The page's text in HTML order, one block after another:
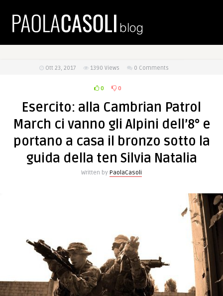
Ott 23, 2017 1390 Views 0 Comments
0 0
Esercito: alla Cambrian Patrol
March ci vanno gli Alpini dell’8° e
portano a casa il bronzo sotto la
guida della ten Silvia Natalia
Written by PaolaCasoli